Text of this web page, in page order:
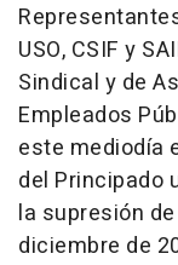
USO, CSIF y
Sindical y de
Empleados
este mediodía
del Principado
la supresión
diciembre de